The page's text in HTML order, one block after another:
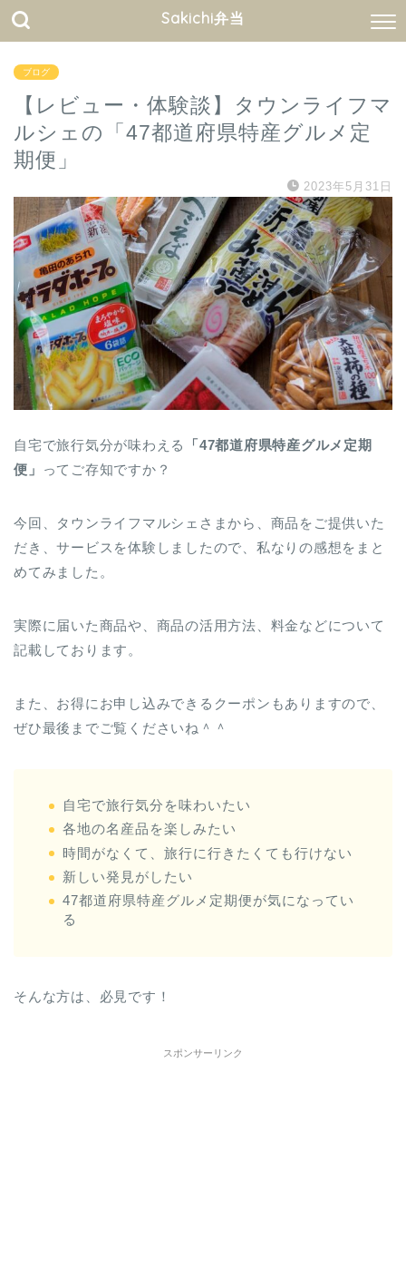
Sakichi弁当
ブログ
【レビュー・体験談】タウンライフマ
ルシェの「47都道府県特産グルメ定
期便」
2023年5月31日
自宅で旅行気分が味わえる
「47都道府県特産グルメ定期
便」
ってご存知ですか？
今回、タウンライフマルシェさまから、商品をご提供いた
だき、サービスを体験しましたので、私なりの感想をまと
めてみました。
実際に届いた商品や、商品の活用方法、料金などについて
記載しております。
また、お得にお申し込みできるクーポンもありますので、
ぜひ最後までご覧くださいね＾＾
自宅で旅行気分を味わいたい
各地の名産品を楽しみたい
時間がなくて、旅行に行きたくても行けない
新しい発見がしたい
47都道府県特産グルメ定期便が気になってい
る
そんな方は、必見です！
スポンサーリンク